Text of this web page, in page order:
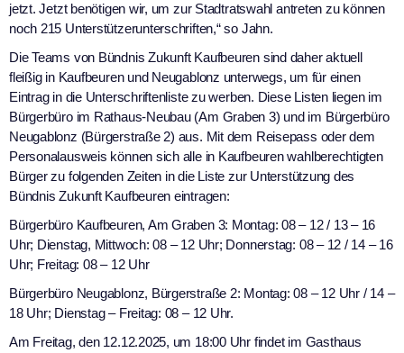
jetzt. Jetzt benötigen wir, um zur Stadtratswahl antreten zu können
noch 215 Unterstützerunterschriften,“ so Jahn.
Die Teams von Bündnis Zukunft Kaufbeuren sind daher aktuell
fleißig in Kaufbeuren und Neugablonz unterwegs, um für einen
Eintrag in die Unterschriftenliste zu werben. Diese Listen liegen im
Bürgerbüro im Rathaus-Neubau (Am Graben 3) und im Bürgerbüro
Neugablonz (Bürgerstraße 2) aus. Mit dem Reisepass oder dem
Personalausweis können sich alle in Kaufbeuren wahlberechtigten
Bürger zu folgenden Zeiten in die Liste zur Unterstützung des
Bündnis Zukunft Kaufbeuren eintragen:
Bürgerbüro Kaufbeuren, Am Graben 3: Montag: 08 – 12 / 13 – 16
Uhr; Dienstag, Mittwoch: 08 – 12 Uhr; Donnerstag: 08 – 12 / 14 – 16
Uhr; Freitag: 08 – 12 Uhr
Bürgerbüro Neugablonz, Bürgerstraße 2: Montag: 08 – 12 Uhr / 14 –
18 Uhr; Dienstag – Freitag: 08 – 12 Uhr.
Am Freitag, den 12.12.2025, um 18:00 Uhr findet im Gasthaus